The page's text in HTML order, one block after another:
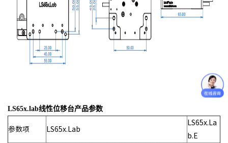
LS65x.lab线性位移台产品参数
参数项 LS65x.Lab
LS65x.La
b.E